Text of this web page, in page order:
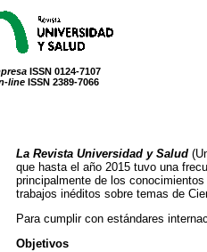
ISSN 0124-7107
line ISSN 2389-7066
La Revista Universidad y Salud
que hasta el año 2015 tuvo una
principalmente de los
trabajos inéditos sobre temas de
Para cumplir con estándares
Objetivos